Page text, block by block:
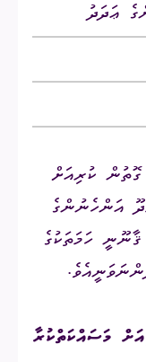
ޢަދަދު
ގޮތުން ކުރިއަށް
އަންހެނުންގެ
ހަމަތަކުގެ
މަސައްކަތްކުރާ